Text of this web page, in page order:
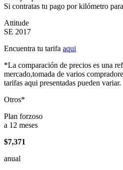
Si contratas tu pago por kilómetro
Attitude
SE 2017
Encuentra tu tarifa aqui
*La comparación de precios es una
mercado,tomada de varios
tarifas aqui presentadas pueden variar.
Otros*
Plan forzoso
a 12 meses
$7,371
anual